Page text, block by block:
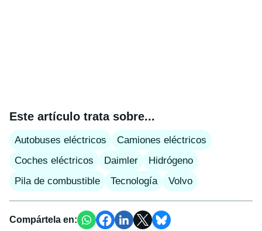
Este artículo trata sobre...
Autobuses eléctricos
Camiones eléctricos
Coches eléctricos
Daimler
Hidrógeno
Pila de combustible
Tecnología Volvo
Compártela en: